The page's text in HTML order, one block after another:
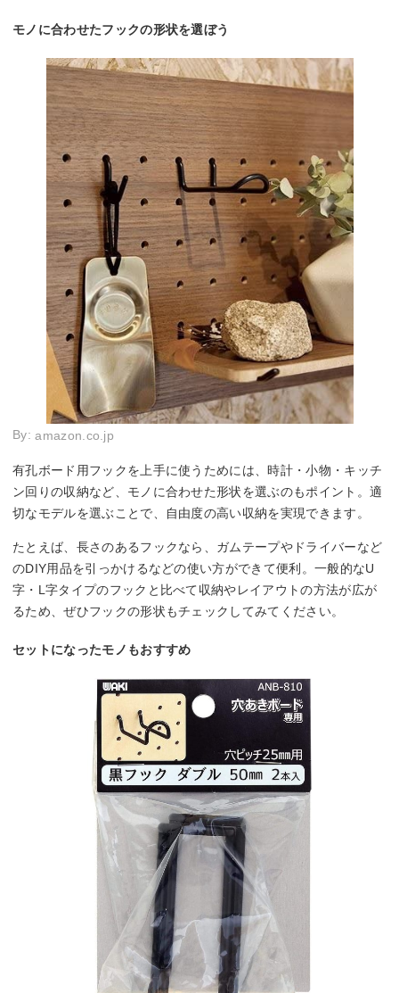
モノに合わせたフックの形状を選ぼう
By:amazon.co.jp
有孔ボード用フックを上手に使うためには、時計・小物・キッチ
ン回りの収納など、モノに合わせた形状を選ぶのもポイント。適
切なモデルを選ぶことで、自由度の高い収納を実現できます。
たとえば、長さのあるフックなら、ガムテープやドライバーなど
のDIY用品を引っかけるなどの使い方ができて便利。一般的なU
字・L字タイプのフックと比べて収納やレイアウトの方法が広が
るため、ぜひフックの形状もチェックしてみてください。
セットになったモノもおすすめ